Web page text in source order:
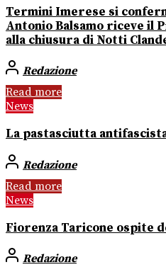
Termini Imerese si
Antonio Balsamo riceve il
alla chiusura di Notti
Redazione
Read more
News
La pastasciutta
Redazione
Read more
News
Fiorenza Taricone ospite
Redazione